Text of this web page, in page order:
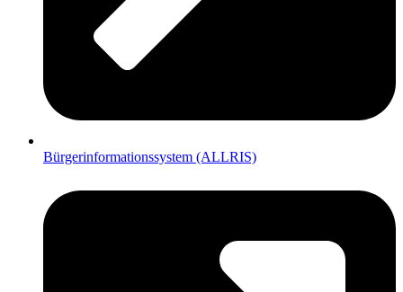
Bürgerinformationssystem (ALLRIS)